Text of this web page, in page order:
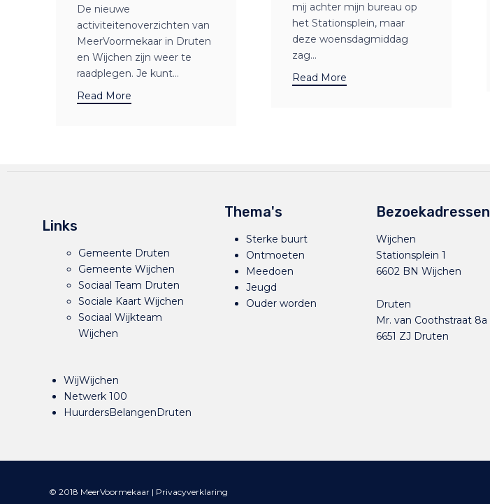
De nieuwe
activiteitenoverzichten van
MeerVoormekaar in Druten
en Wijchen zijn weer te
raadplegen. Je kunt...
Read More
mij achter mijn bureau op
het Stationsplein, maar
deze woensdagmiddag
zag...
Read More
Links
Gemeente Druten
Gemeente Wijchen
Sociaal Team Druten
Sociale Kaart Wijchen
Sociaal Wijkteam
Wijchen
WijWijchen
Netwerk 100
HuurdersBelangenDruten
Thema's
Sterke buurt
Ontmoeten
Meedoen
Jeugd
Ouder worden
Bezoekadressen
Wijchen
Stationsplein 1
6602 BN Wijchen
Druten
Mr. van Coothstraat 8a
6651 ZJ Druten
© 2018 MeerVoormekaar | Privacyverklaring